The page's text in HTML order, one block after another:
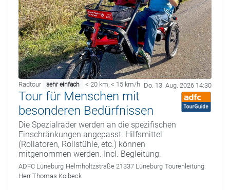
Radtour sehr einfach < 20 km, < 15 km/h Do. 13. Aug. 2026 14:30
Tour für Menschen mit
besonderen Bedürfnissen
Die Spezialräder werden an die spezifischen
Einschränkungen angepasst. Hilfsmittel
(Rollatoren, Rollstühle, etc.) können
mitgenommen werden. Incl. Begleitung.
ADFC Lüneburg Helmholtzstraße 21337 Lüneburg Tourenleitung:
Herr Thomas Kolbeck